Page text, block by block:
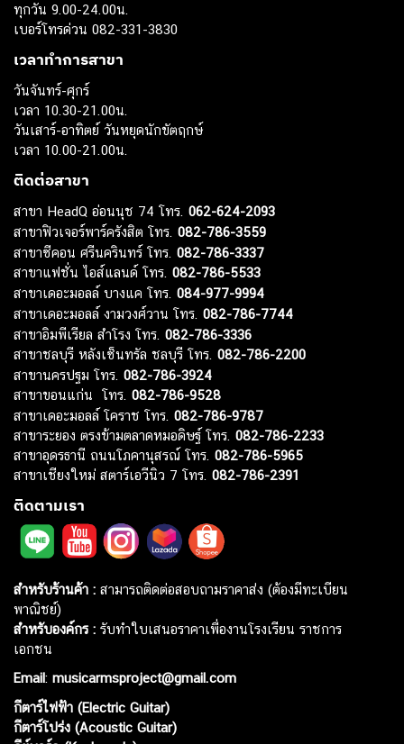
ทุกวัน 9.00-24.00น.
เบอร์โทรด่วน 082-331-3830
เวลาทำการสาขา
วันจันทร์-ศุกร์
เวลา 10.30-21.00น.
วันเสาร์-อาทิตย์ วันหยุดนักขัตฤกษ์
เวลา 10.00-21.00น.
ติดต่อสาขา
สาขา HeadQ อ่อนนุช 74 โทร. 062-624-2093
สาขาฟิวเจอร์พาร์ครังสิต โทร. 082-786-3559
สาขาซีคอน ศรีนครินทร์ โทร. 082-786-3337
สาขาแฟชั่น ไอส์แลนด์ โทร. 082-786-5533
สาขาเดอะมอลล์ บางแค โทร. 084-977-9994
สาขาเดอะมอลล์ งามวงศ์วาน โทร. 082-786-7744
สาขาอิมพีเรียล สำโรง โทร. 082-786-3336
สาขาชลบุรี หลังเซ็นทรัล ชลบุรี โทร. 082-786-2200
สาขานครปฐม โทร. 082-786-3924
สาขาขอนแก่น โทร. 082-786-9528
สาขาเดอะมอลล์ โคราช โทร. 082-786-9787
สาขาระยอง ตรงข้ามตลาดหมอดิษฐ์ โทร. 082-786-2233
สาขาอุดรธานี ถนนโภคานุสรณ์ โทร. 082-786-5965
สาขาเชียงใหม่ สตาร์เอวีนิว 7 โทร. 082-786-2391
ติดตามเรา
สำหรับร้านค้า : สามารถติดต่อสอบถามราคาส่ง (ต้องมีทะเบียน
พาณิชย์)
สำหรับองค์กร : รับทำใบเสนอราคาเพื่องานโรงเรียน ราชการ
เอกชน
Email: musicarmsproject@gmail.com
กีตาร์ไฟฟ้า (Electric Guitar)
กีตาร์โปร่ง (Acoustic Guitar)